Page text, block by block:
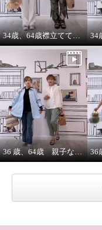
34歳、64歳襟立ててブルゾンを着る えっ？襟立てない？
36 歳、64歳 親子な年齢差コーデ